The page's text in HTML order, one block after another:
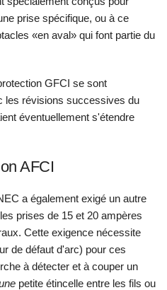
prise spécifique, ou à ce
«en aval» qui font partie du
GFCI se sont
les révisions successives du
éventuellement s'étendre
AFCI
a également exigé un autre
prises de 15 et 20 ampères
Cette exigence nécessite
de défaut d'arc) pour ces
à détecter et à couper un
petite étincelle entre les fils ou